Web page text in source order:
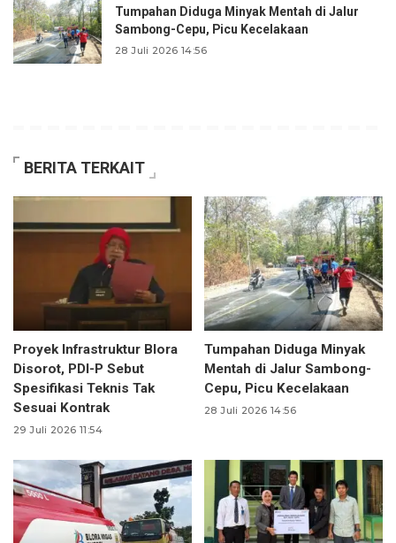
Tumpahan Diduga Minyak Mentah di Jalur
Sambong-Cepu, Picu Kecelakaan
28 Juli 2026 14:56
BERITA TERKAIT
Proyek Infrastruktur Blora
Disorot, PDI-P Sebut
Spesifikasi Teknis Tak
Sesuai Kontrak
29 Juli 2026 11:54
Tumpahan Diduga Minyak
Mentah di Jalur Sambong-
Cepu, Picu Kecelakaan
28 Juli 2026 14:56